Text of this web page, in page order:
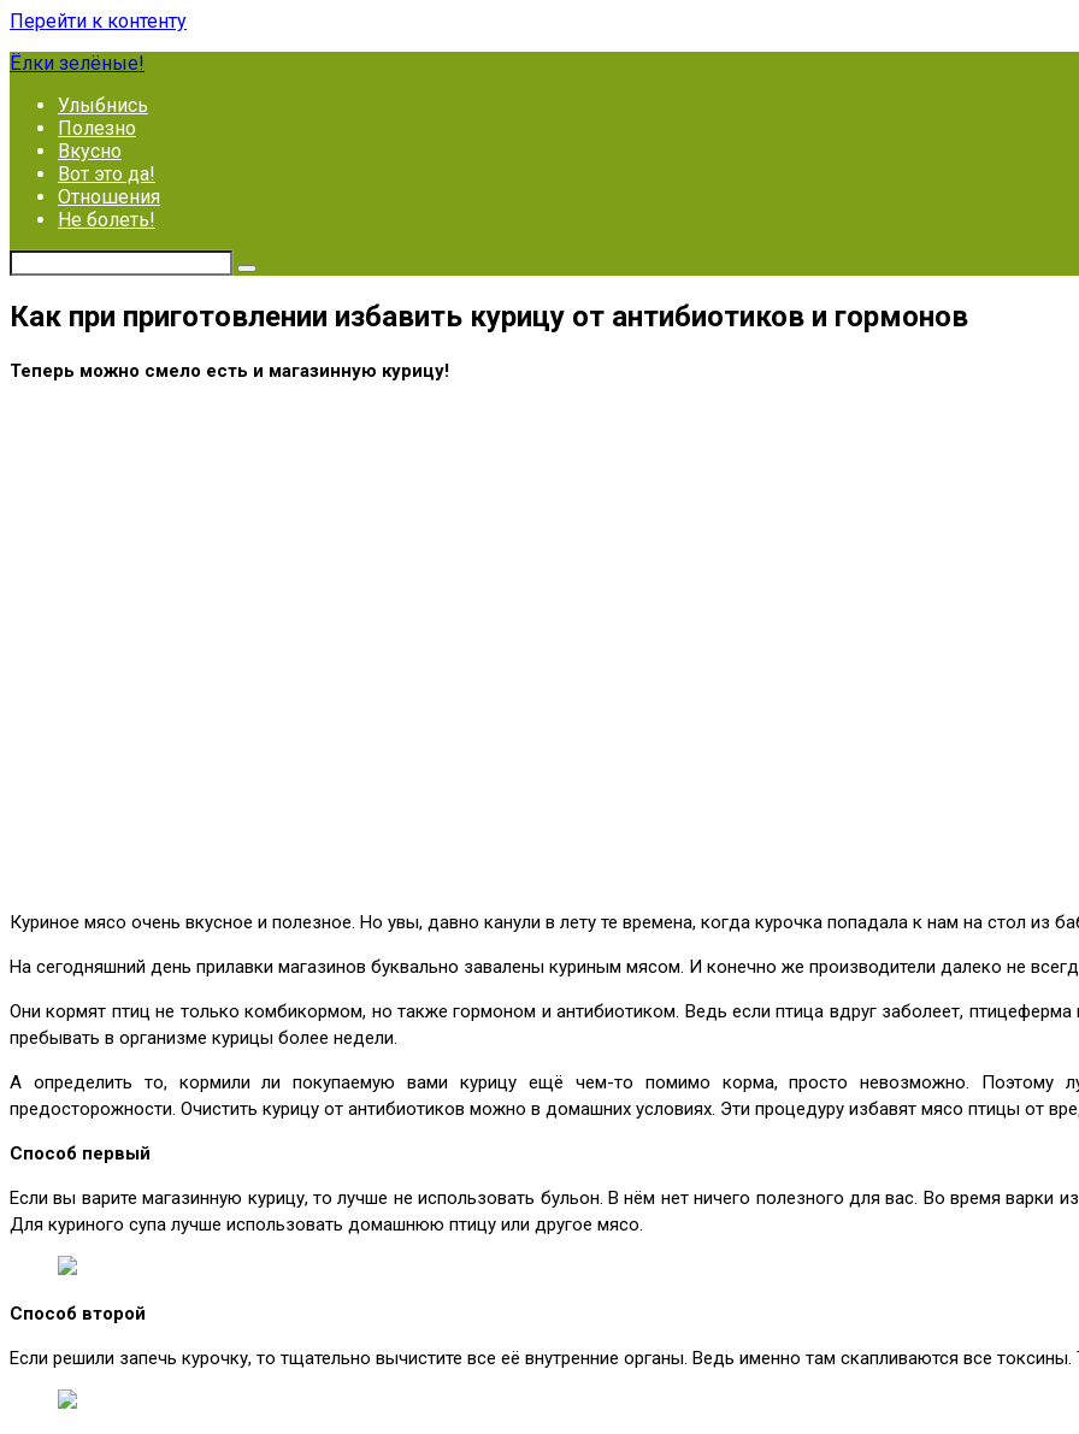
Перейти к контенту
Ёлки зелёные!
Улыбнись
Полезно
Вкусно
Вот это да!
Отношения
Не болеть!
Как при приготовлении избавить курицу от антибиотиков и гормонов
Теперь можно смело есть и магазинную курицу!
Куриное мясо очень вкусное и полезное. Но увы, давно канули в лету те времена, когда курочка попадала к нам на стол из
На сегодняшний день прилавки магазинов буквально завалены куриным мясом. И конечно же производители далеко не
Они кормят птиц не только комбикормом, но также гормоном и антибиотиком. Ведь если птица вдруг заболеет, птицеферма
пребывать в организме курицы более недели.
А определить то, кормили ли покупаемую вами курицу ещё чем-то помимо корма, просто невозможно. Поэтому
предосторожности. Очистить курицу от антибиотиков можно в домашних условиях. Эти процедуру избавят мясо птицы от
Способ первый
Если вы варите магазинную курицу, то лучше не использовать бульон. В нём нет ничего полезного для вас. Во время
Для куриного супа лучше использовать домашнюю птицу или другое мясо.
Способ второй
Если решили запечь курочку, то тщательно вычистите все её внутренние органы. Ведь именно там скапливаются все